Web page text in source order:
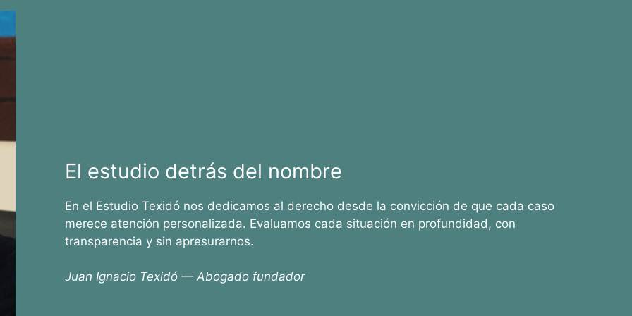
El estudio detrás del nombre
En el Estudio Texidó nos dedicamos al derecho desde la convicción de que cada caso
merece atención personalizada. Evaluamos cada situación en profundidad, con
transparencia y sin apresurarnos.
Juan Ignacio Texidó — Abogado fundador